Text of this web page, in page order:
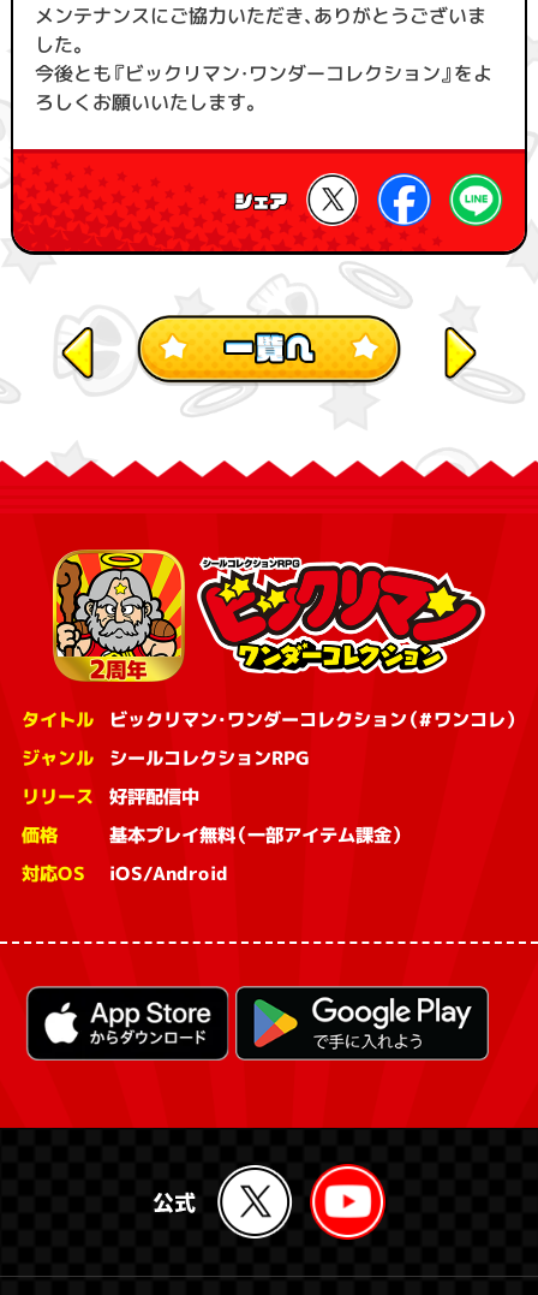
メンテナンスにご協力いただき、ありがとうございま
した。
今後とも『ビックリマン・ワンダーコレクション』をよ
ろしくお願いいたします。
タイトル ビックリマン・ワンダーコレクション（#ワンコレ）
ジャンル シールコレクションRPG
リリース 好評配信中
価格 基本プレイ無料（一部アイテム課金）
対応OS iOS/Android